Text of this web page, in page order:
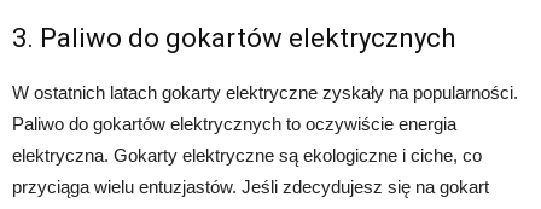
3. Paliwo do gokartów elektrycznych
W ostatnich latach gokarty elektryczne zyskały na popularności.
Paliwo do gokartów elektrycznych to oczywiście energia
elektryczna. Gokarty elektryczne są ekologiczne i ciche, co
przyciąga wielu entuzjastów. Jeśli zdecydujesz się na gokart